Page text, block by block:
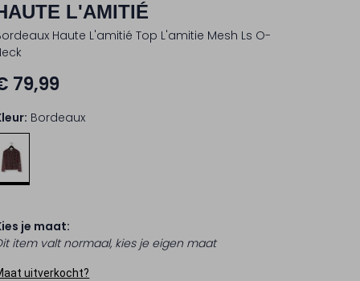
L'AMITIÉ
Haute L'amitié Top L'amitie Mesh Ls O-
79,99
Bordeaux
je maat:
item valt normaal, kies je eigen maat
uitverkocht?